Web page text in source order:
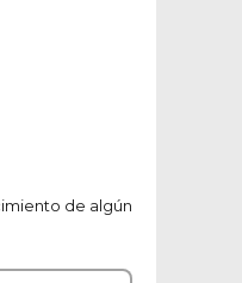
de algún